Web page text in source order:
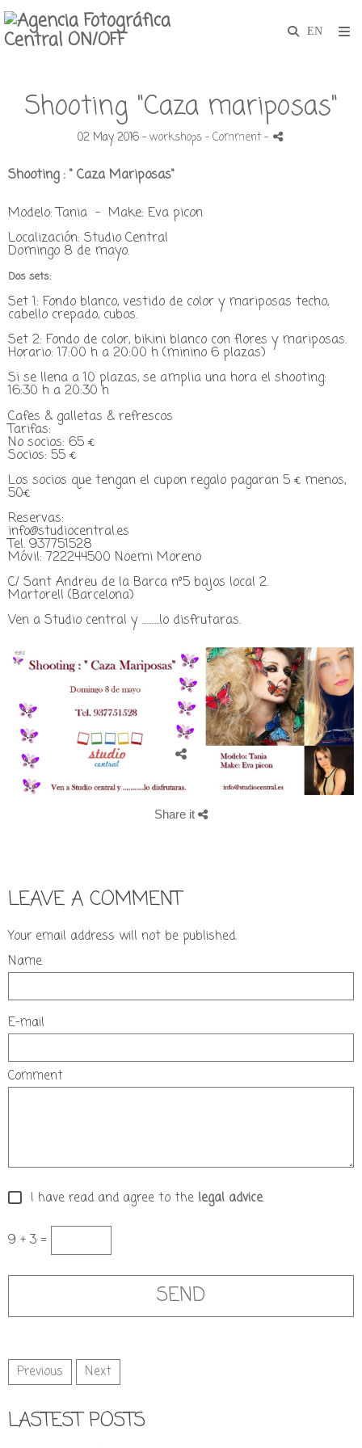
Shooting "Caza mariposas"
02 May 2016 -workshops- Comment-
Shooting : " Caza Mariposas"
Modelo: Tania - Make: Eva picon
Localización: Studio Central
Domingo 8 de mayo.
Dos sets:
Set 1: Fondo blanco, vestido de color y mariposas techo,
cabello crepado, cubos.
Set 2: Fondo de color, bikini blanco con flores y mariposas.
Horario: 17:00 h a 20:00 h (minino 6 plazas)
Si se llena a 10 plazas, se amplia una hora el shooting:
16:30 h a 20:30 h
Cafes & galletas & refrescos
Tarifas:
No socios: 65 €
Socios: 55 €
Los socios que tengan el cupon regalo pagaran 5€ menos,
50€
Reservas:
info@studiocentral.es
Tel. 937751528
Móvil: 722244500 Noemi Moreno
C/ Sant Andreu de la Barca nº5 bajos local 2.
Martorell (Barcelona)
Ven a Studio central y ...........lo disfrutaras.
Share it
LEAVE A COMMENT
Your email address will not be published.
Name
E-mail
Comment
I have read and agree to the legal advice.
9 + 3 =
Previous Next
LASTEST POSTS